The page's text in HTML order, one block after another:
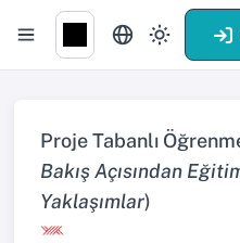
Proje Tabanlı
Bakış Açısından
Yaklaşımlar)